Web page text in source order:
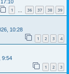
1 36 37 38 39
10:28
1 2 3 4
9:54
1 2 3